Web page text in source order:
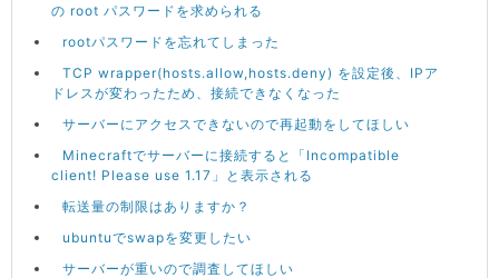
の root パスワードを求められる
rootパスワードを忘れてしまった
TCP wrapper(hosts.allow,hosts.deny) を設定後、IPア
ドレスが変わったため、接続できなくなった
サーバーにアクセスできないので再起動をしてほしい
Minecraftでサーバーに接続すると「Incompatible
client! Please use 1.17」と表示される
転送量の制限はありますか？
ubuntuでswapを変更したい
サーバーが重いので調査してほしい